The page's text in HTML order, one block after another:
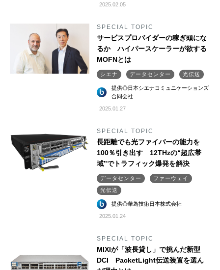
2025.02.05
SPECIAL TOPIC
サービスプロバイダーの稼ぎ頭にな
るか ハイパースケーラーが欲する
MOFNとは
シエナ データセンター 光伝送
提供◎日本シエナコミュニケーションズ
合同会社
2025.01.27
SPECIAL TOPIC
長距離でも光ファイバーの能力を
100％引き出す 12THzの“超広帯
域”でトラフィック爆発を解決
データセンター
ファーウェイ
光伝送
提供◎華為技術日本株式会社
2025.01.24
SPECIAL TOPIC
MIXIが「波長貸し」で挑んだ新型
DCI PacketLight伝送装置を選ん